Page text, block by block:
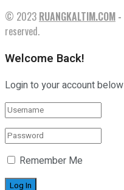
© 2023 RUANGKALTIM.COM -
reserved.
Welcome Back!
Login to your account below
Remember Me